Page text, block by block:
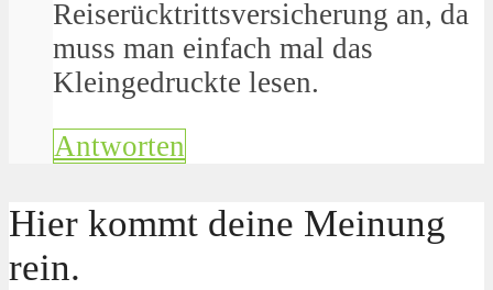
Reiserücktrittsversicherung an, da
muss man einfach mal das
Kleingedruckte lesen.
Antworten
Hier kommt deine Meinung
rein.